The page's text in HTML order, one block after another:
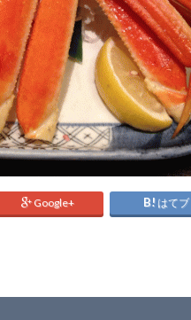
Google+ はてブ